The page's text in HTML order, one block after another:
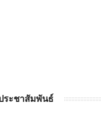
ระชาสัมพันธ์